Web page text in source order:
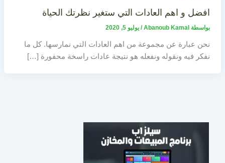
افضل و اهم العادات التي ستغير نظرتك الحياة
بواسطة Abanoub Kamal
/ يوليو 5, 2020
نحن عبارة عن مجموعة من اهم العادات التي نمارسها. كل ما
نفكر فيه ونقوله ونفعله هو نتيجة عادات راسخة محفورة […]